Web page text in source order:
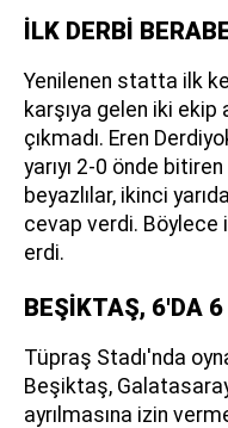
İLK DERBİ
Yenilenen statta ilk
karşıya gelen iki ekip
çıkmadı. Eren
yarıyı 2-0 önde
beyazlılar, ikinci
cevap verdi. Böylece
erdi.
BEŞİKTAŞ, 6'DA
Tüpraş Stadı'nda
Beşiktaş,
ayrılmasına izin